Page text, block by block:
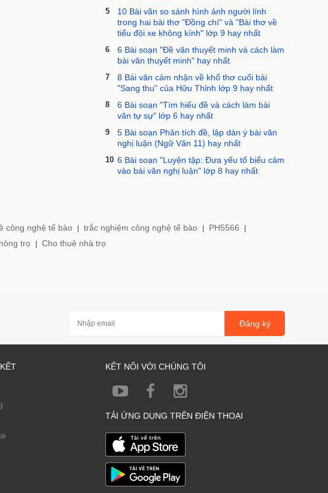
5
10 Bài văn so sánh hình ảnh người lính
trong hai bài thơ "Đồng chí" và "Bài thơ về
tiểu đội xe không kính" lớp 9 hay nhất
6
6 Bài soạn "Đề văn thuyết minh và cách làm
bài văn thuyết minh" hay nhất
7
8 Bài văn cảm nhận về khổ thơ cuối bài
"Sang thu" của Hữu Thỉnh lớp 9 hay nhất
8
6 Bài soạn "Tìm hiểu đề và cách làm bài
văn tự sự" lớp 6 hay nhất
9
5 Bài soạn Phân tích đề, lập dàn ý bài văn
nghị luận (Ngữ Văn 11) hay nhất
10 6 Bài soạn "Luyện tập: Đưa yếu tố biểu cảm
vào bài văn nghị luận" lớp 8 hay nhất
công nghệ tế bào trắc nghiệm công nghệ tế bào PH5566
trọ Cho thuê nhà trọ
Đăng ký
KẾT NỐI VỚI CHÚNG TÔI
TẢI ỨNG DỤNG TRÊN ĐIỆN THOẠI